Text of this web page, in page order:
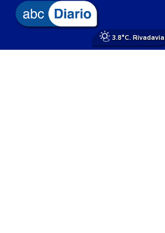
3.8°C. Rivadavia